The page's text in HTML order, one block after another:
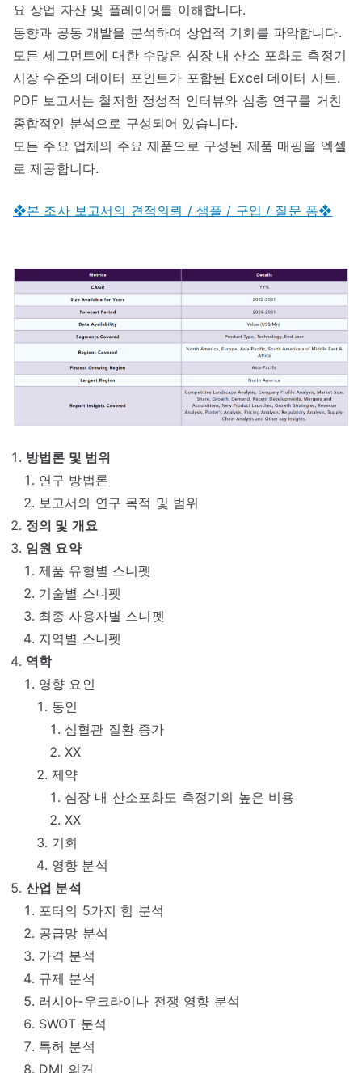
요 상업 자산 및 플레이어를 이해합니다.
동향과 공동 개발을 분석하여 상업적 기회를 파악합니다.
모든 세그먼트에 대한 수많은 심장 내 산소 포화도 측정기
시장 수준의 데이터 포인트가 포함된 Excel 데이터 시트.
PDF 보고서는 철저한 정성적 인터뷰와 심층 연구를 거친
종합적인 분석으로 구성되어 있습니다.
모든 주요 업체의 주요 제품으로 구성된 제품 매핑을 엑셀
로 제공합니다.
❖본 조사 보고서의 견적의뢰 / 샘플 / 구입 / 질문 폼❖
방법론 및 범위
연구 방법론
보고서의 연구 목적 및 범위
정의 및 개요
임원 요약
제품 유형별 스니펫
기술별 스니펫
최종 사용자별 스니펫
지역별 스니펫
역학
영향 요인
동인
심혈관 질환 증가
XX
제약
심장 내 산소포화도 측정기의 높은 비용
XX
기회
영향 분석
산업 분석
포터의 5가지 힘 분석
공급망 분석
가격 분석
규제 분석
러시아-우크라이나 전쟁 영향 분석
SWOT 분석
특허 분석
DMI 의견